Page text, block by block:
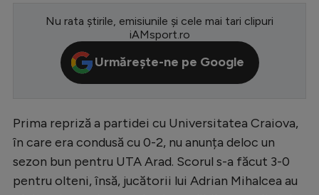
CM 2026
Premier League
LaLiga
Bundesliga
Ligue 1
Campionate
Nu rata știrile, emisiunile și cele mai tari clipuri
iAMsport.ro
Urmărește-ne pe Google
Prima repriză a partidei cu Universitatea Craiova,
în care era condusă cu 0-2, nu anunța deloc un
sezon bun pentru UTA Arad. Scorul s-a făcut 3-0
pentru olteni, însă, jucătorii lui Adrian Mihalcea au